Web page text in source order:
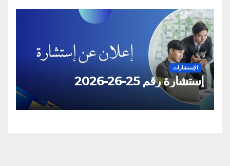
الإستشارات
إستشارة رقم 25-26-2026